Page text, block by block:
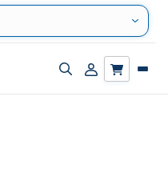
Zapnout/vypnout
Přihlásit/